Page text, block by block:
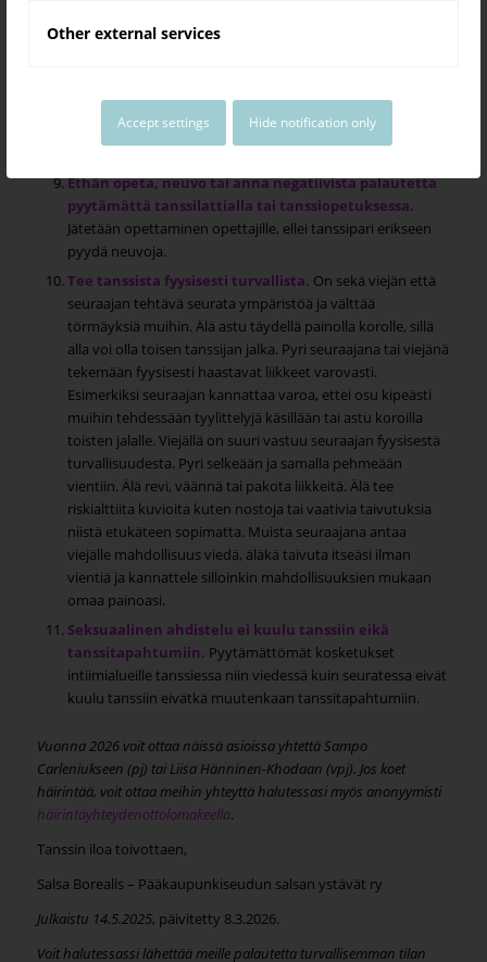
Other external services
Accept settings Hide notification only
pituutta, painoa tai muita fyysisiä ominaisuuksia erityisesti
Pyri käyttämään sukupuolineutraaleja termejä
viitatessasi paritanssirooleihin, kuten viejä tai
Ethän opeta, neuvo tai anna negatiivista palautetta
pyytämättä tanssilattialla tai tanssiopetuksessa.
Jätetään opettaminen opettajille, ellei tanssipari erikseen
pyydä neuvoja.
Tee tanssista fyysisesti turvallista. On sekä viejän että
seuraajan tehtävä seurata ympäristöä ja välttää
törmäyksiä muihin. Älä astu täydellä painolla korolle, sillä
alla voi olla toisen tanssijan jalka. Pyri seuraajana tai viejänä
tekemään fyysisesti haastavat liikkeet varovasti.
Esimerkiksi seuraajan kannattaa varoa, ettei osu kipeästi
muihin tehdessään tyylittelyjä käsillään tai astu koroilla
toisten jalalle. Viejällä on suuri vastuu seuraajan fyysisestä
turvallisuudesta. Pyri selkeään ja samalla pehmeään
vientiin. Älä revi, väännä tai pakota liikkeitä. Älä tee
riskialttiita kuvioita kuten nostoja tai vaativia taivutuksia
niistä etukäteen sopimatta. Muista seuraajana antaa
viejälle mahdollisuus viedä, äläkä taivuta itseäsi ilman
vientiä ja kannattele silloinkin mahdollisuuksien mukaan
omaa painoasi.
Seksuaalinen ahdistelu ei kuulu tanssiin eikä
tanssitapahtumiin. Pyytämättömät kosketukset
intiimialueille tanssiessa niin viedessä kuin seuratessa eivät
kuulu tanssiin eivätkä muutenkaan tanssitapahtumiin.
Vuonna 2026 voit ottaa näissä asioissa yhtettä Sampo
Carleniukseen (pj) tai Liisa Hänninen-Khodaan (vpj). Jos koet
häirintää, voit ottaa meihin yhteyttä halutessasi myös anonyymisti
häirintäyhteydenottolomakeella.
Tanssin iloa toivottaen,
Salsa Borealis – Pääkaupunkiseudun salsan ystävät ry
Julkaistu 14.5.2025, päivitetty 8.3.2026.
Voit halutessassi lähettää meille palautetta turvallisemman tilan